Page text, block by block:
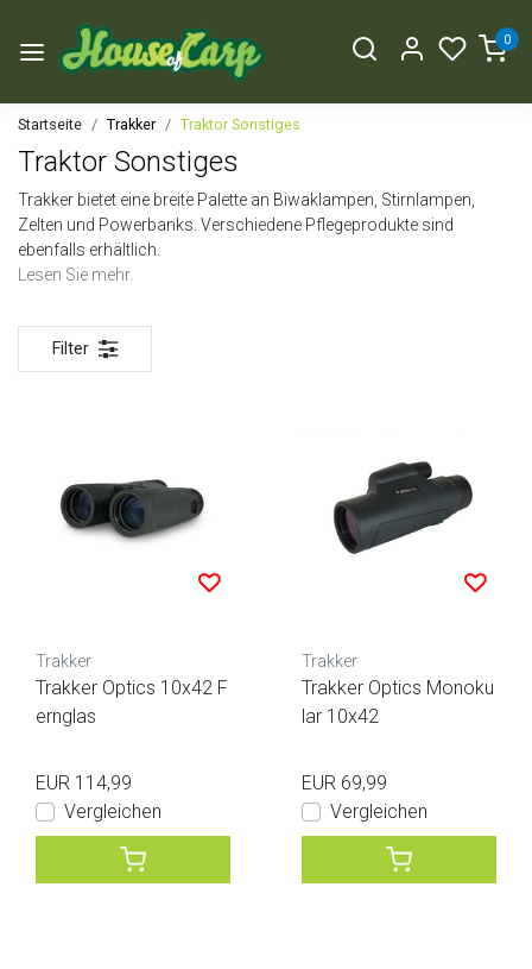
0
Startseite Trakker Traktor Sonstiges
Traktor Sonstiges
Trakker bietet eine breite Palette an Biwaklampen, Stirnlampen,
Zelten und Powerbanks. Verschiedene Pflegeprodukte sind
ebenfalls erhältlich.
Lesen Sie mehr.
Filter
Trakker
Trakker Optics 10x42 F
ernglas
EUR 114,99
Vergleichen
Trakker
Trakker Optics Monoku
lar 10x42
EUR 69,99
Vergleichen